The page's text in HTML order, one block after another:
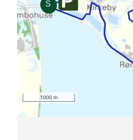
1000 m